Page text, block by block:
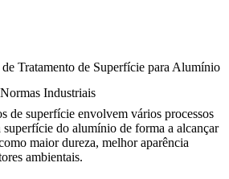
Tratamento de Superfície para Alumínio
Industriais
de superfície envolvem vários processos
superfície do alumínio de forma a alcançar
maior dureza, melhor aparência
ambientais.